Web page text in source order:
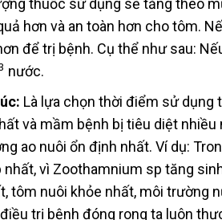
thuốc sử dụng sẽ tăng theo
hơn và an toàn hơn cho tôm.
để trị bệnh. Cụ thể như sau:
nước.
Là lựa chọn thời điểm sử
và mầm bệnh bị tiêu diệt
ao nuôi ổn định nhất. Ví dụ:
vì Zoothamnium sp tăng
tôm nuôi khỏe nhất, môi trường
trị bệnh đóng rong ta luôn